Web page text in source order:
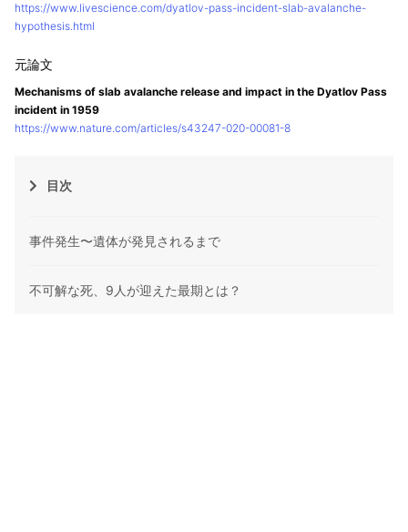
https://www.livescience.com/dyatlov-pass-incident-slab-avalanche-
hypothesis.html
Mechanisms of slab avalanche release and impact in the Dyatlov Pass
incident in 1959
https://www.nature.com/articles/s43247-020-00081-8
目次
事件発生〜遺体が発見されるまで
不可解な死、9人が迎えた最期とは？